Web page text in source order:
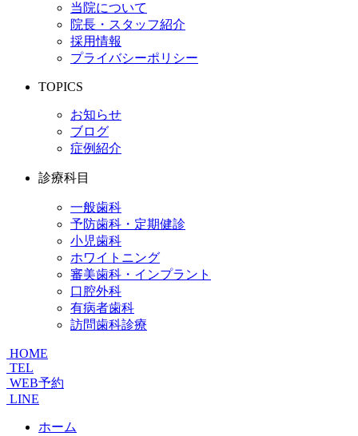
当院について
院長・スタッフ紹介
採用情報
プライバシーポリシー
TOPICS
お知らせ
ブログ
症例紹介
診療科目
一般歯科
予防歯科・定期健診
小児歯科
ホワイトニング
審美歯科・インプラント
口腔外科
有病者歯科
訪問歯科診療
HOME
TEL
WEB予約
LINE
ホーム